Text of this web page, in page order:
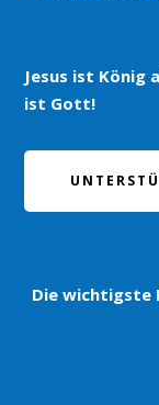
Jesus ist König
ist Gott!
Die wichtigste